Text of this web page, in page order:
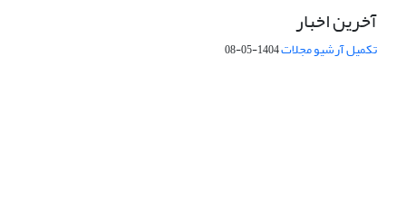
آخرین اخبار
تکمیل آرشیو مجلات1404-05-08